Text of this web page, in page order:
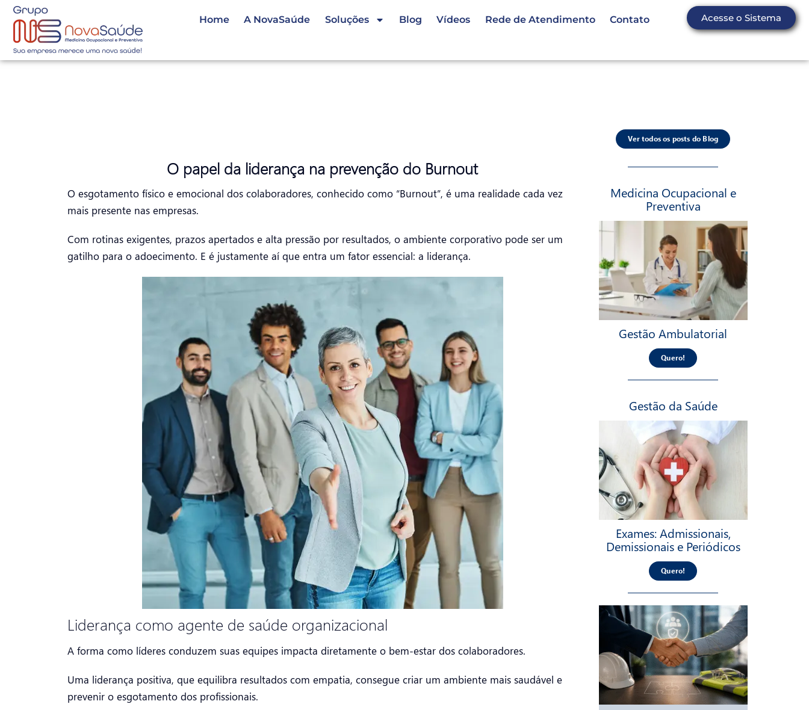
Home A NovaSaúde Soluções Blog Vídeos Rede de Atendimento Contato Acesse o Sistema
O papel da liderança na prevenção do Burnout
O esgotamento físico e emocional dos colaboradores, conhecido como “Burnout”, é uma realidade cada vez
mais presente nas empresas.
Com rotinas exigentes, prazos apertados e alta pressão por resultados, o ambiente corporativo pode ser um
gatilho para o adoecimento. E é justamente aí que entra um fator essencial: a liderança.
Liderança como agente de saúde organizacional
A forma como líderes conduzem suas equipes impacta diretamente o bem-estar dos colaboradores.
Uma liderança positiva, que equilibra resultados com empatia, consegue criar um ambiente mais saudável e
prevenir o esgotamento dos profissionais.
Ver todos os posts do Blog
Medicina Ocupacional e
Preventiva
Gestão Ambulatorial
Quero!
Gestão da Saúde
Exames: Admissionais,
Demissionais e Periódicos
Quero!